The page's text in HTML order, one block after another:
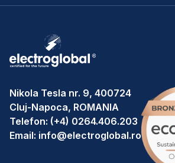
Nikola Tesla nr. 9, 400724
Cluj-Napoca, ROMANIA
Telefon: (+4) 0264.406.203
Email: info@electroglobal.ro